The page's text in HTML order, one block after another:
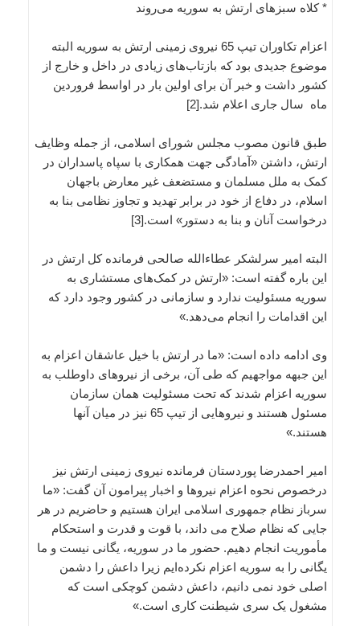
* کلاه سبزهای ارتش به سوریه می‌روند
اعزام تکاوران تیپ 65 نیروی زمینی ارتش به سوریه البته
موضوع جدیدی بود که بازتاب‌های زیادی در داخل و خارج از
کشور داشت و خبر آن برای اولین بار در اواسط فروردین
ماه سال جاری اعلام شد.[2]
طبق قانون مصوب مجلس شورای اسلامی، از جمله وظایف
ارتش، داشتن «آمادگی جهت همکاری با سپاه پاسداران در
کمک به ملل مسلمان و مستضعف غیر معارض باجهان
اسلام، در دفاع از خود در برابر تهدید و تجاوز نظامی بنا به
درخواست آنان و بنا به دستور» است.[3]
البته امیر سرلشکر عطاءالله صالحی فرمانده کل ارتش در
این باره گفته است: «ارتش در کمک‌های مستشاری به
سوریه مسئولیت ندارد و سازمانی در کشور وجود دارد که
این اقدامات را انجام می‌دهد.»
وی ادامه داده است: «ما در ارتش با خیل عاشقان اعزام به
این جبهه مواجهیم که طی آن، برخی از نیروهای داوطلب به
سوریه اعزام شدند که تحت مسئولیت همان سازمان
مسئول هستند و نیروهایی از تیپ 65 نیز در میان آنها
هستند.»
امیر احمدرضا پوردستان فرمانده نیروی زمینی ارتش نیز
درخصوص نحوه اعزام نیروها و اخبار پیرامون آن گفت: «ما
سرباز نظام جمهوری اسلامی ایران هستیم و حاضریم در هر
جایی که نظام صلاح می داند، با قوت و قدرت و استحکام
مأموریت انجام دهیم. حضور ما در سوریه، یگانی نیست و ما
یگانی را به سوریه اعزام نکرده‌ایم زیرا داعش را دشمن
اصلی خود نمی دانیم، داعش دشمن کوچکی است که
مشغول یک سری شیطنت کاری است.»